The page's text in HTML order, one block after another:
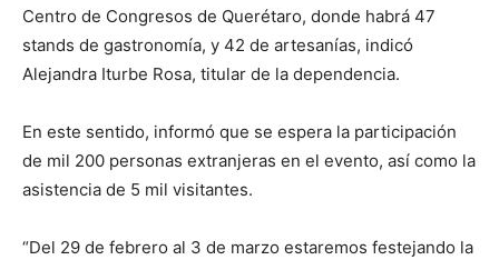
Centro de Congresos de Querétaro, donde habrá 47
stands de gastronomía, y 42 de artesanías, indicó
Alejandra Iturbe Rosa, titular de la dependencia.
En este sentido, informó que se espera la participación
de mil 200 personas extranjeras en el evento, así como la
asistencia de 5 mil visitantes.
“Del 29 de febrero al 3 de marzo estaremos festejando la